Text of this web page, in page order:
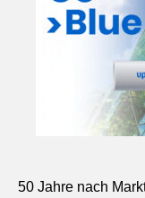
50 Jahre nach